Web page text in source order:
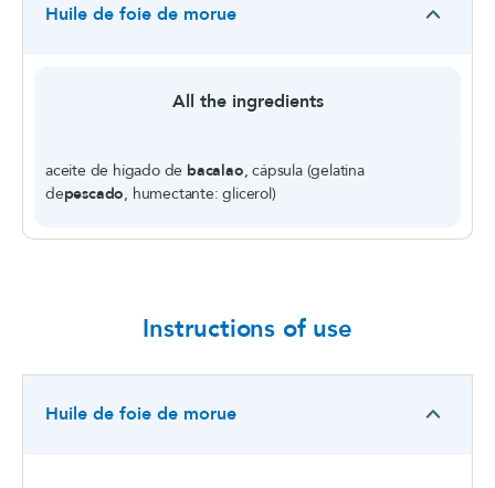
Huile de foie de morue
All the ingredients
aceite de hígado de bacalao, cápsula (gelatina
depescado, humectante: glicerol)
Instructions of use
Huile de foie de morue